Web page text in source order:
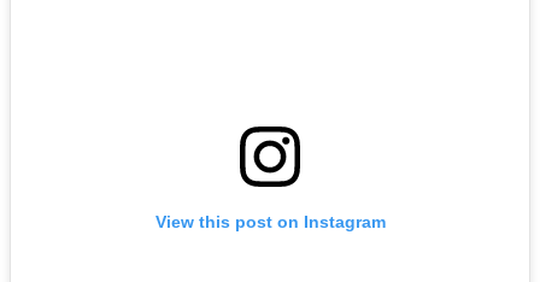
View this post on Instagram